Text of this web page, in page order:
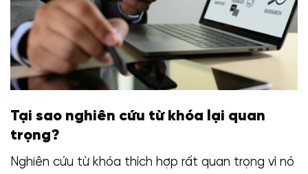
Tại sao nghiên cứu từ khóa lại quan
trọng?
Nghiên cứu từ khóa thích hợp rất quan trọng vì nó